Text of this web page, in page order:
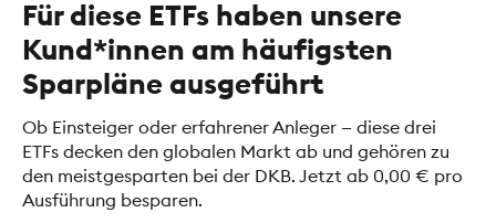
Für diese ETFs haben unsere
Kund*innen am häufigsten
Sparpläne ausgeführt
Ob Einsteiger oder erfahrener Anleger — diese drei
ETFs decken den globalen Markt ab und gehören zu
den meistgesparten bei der DKB. Jetzt ab 0,00 € pro
Ausführung besparen.